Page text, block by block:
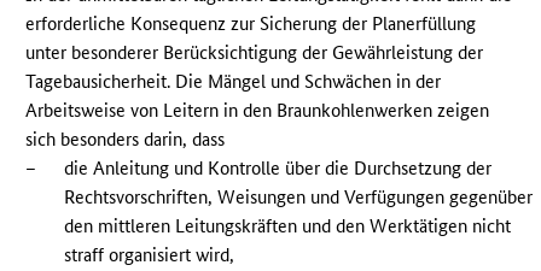
erforderliche Konsequenz zur Sicherung der Planerfüllung
unter besonderer Berücksichtigung der Gewährleistung der
Tagebausicherheit. Die Mängel und Schwächen in der
Arbeitsweise von Leitern in den Braunkohlenwerken zeigen
sich besonders darin, dass
–
die Anleitung und Kontrolle über die Durchsetzung der
Rechtsvorschriften, Weisungen und Verfügungen gegenüber
den mittleren Leitungskräften und den Werktätigen nicht
straff organisiert wird,